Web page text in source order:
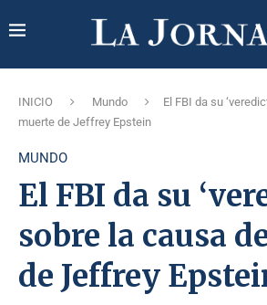
INICIO Mundo
El FBI da su
muerte de Jeffrey Epstein
MUNDO
El FBI da su
sobre la causa
de Jeffrey